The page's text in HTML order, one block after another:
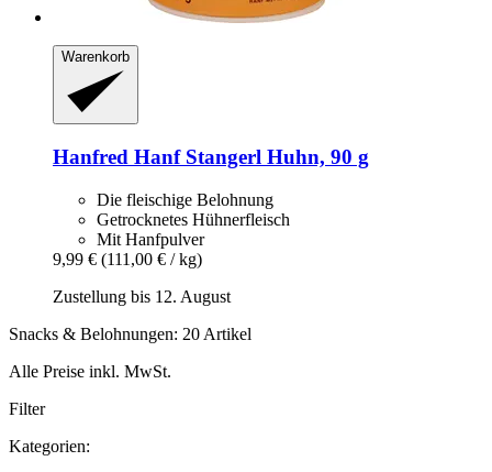
Warenkorb
Hanfred Hanf Stangerl Huhn, 90 g
Die fleischige Belohnung
Getrocknetes Hühnerfleisch
Mit Hanfpulver
9,99 € (111,00 € / kg)
Zustellung bis 12. August
Snacks & Belohnungen: 20 Artikel
Alle Preise inkl. MwSt.
Filter
Kategorien: